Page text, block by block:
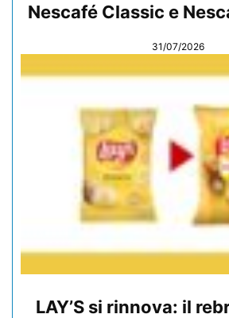
Nescafé Classic e
31/07/2026
LAY’S si rinnova: il